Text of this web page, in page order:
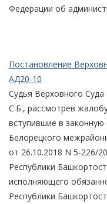
Федерации об
Постановление
АД20-10
Судья Верховного
С.Б., рассмотрев
вступившие в законную
Белорецкого
от 26.10.2018 N 5-226/
Республики
исполняющего
Республики